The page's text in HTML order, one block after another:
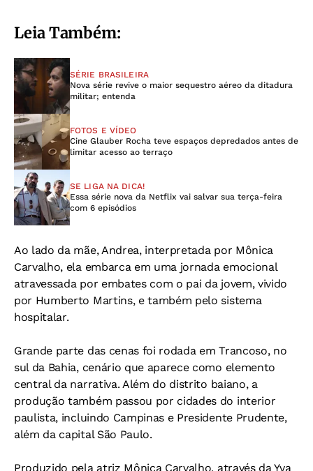
Leia Também:
SÉRIE BRASILEIRA
Nova série revive o maior sequestro aéreo da ditadura
militar; entenda
FOTOS E VÍDEO
Cine Glauber Rocha teve espaços depredados antes de
limitar acesso ao terraço
SE LIGA NA DICA!
Essa série nova da Netflix vai salvar sua terça-feira
com 6 episódios
Ao lado da mãe, Andrea, interpretada por Mônica
Carvalho, ela embarca em uma jornada emocional
atravessada por embates com o pai da jovem, vivido
por Humberto Martins, e também pelo sistema
hospitalar.
Grande parte das cenas foi rodada em Trancoso, no
sul da Bahia, cenário que aparece como elemento
central da narrativa. Além do distrito baiano, a
produção também passou por cidades do interior
paulista, incluindo Campinas e Presidente Prudente,
além da capital São Paulo.
Produzido pela atriz Mônica Carvalho, através da Yva